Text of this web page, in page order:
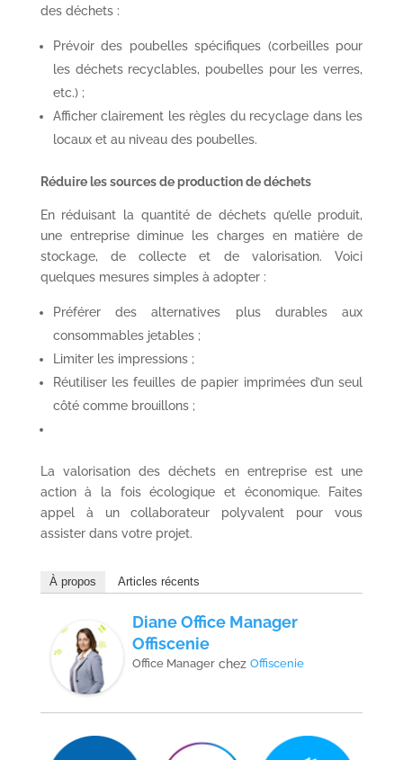
des déchets :
Prévoir des poubelles spécifiques (corbeilles pour
les déchets recyclables, poubelles pour les verres,
etc.) ;
Afficher clairement les règles du recyclage dans les
locaux et au niveau des poubelles.
Réduire les sources de production de déchets
En réduisant la quantité de déchets qu’elle produit,
une entreprise diminue les charges en matière de
stockage, de collecte et de valorisation. Voici
quelques mesures simples à adopter :
Préférer des alternatives plus durables aux
consommables jetables ;
Limiter les impressions ;
Réutiliser les feuilles de papier imprimées d’un seul
côté comme brouillons ;
La valorisation des déchets en entreprise est une
action à la fois écologique et économique. Faites
appel à un collaborateur polyvalent pour vous
assister dans votre projet.
À propos Articles récents
Diane Office Manager
Offiscenie
Office Managerchez Offiscenie